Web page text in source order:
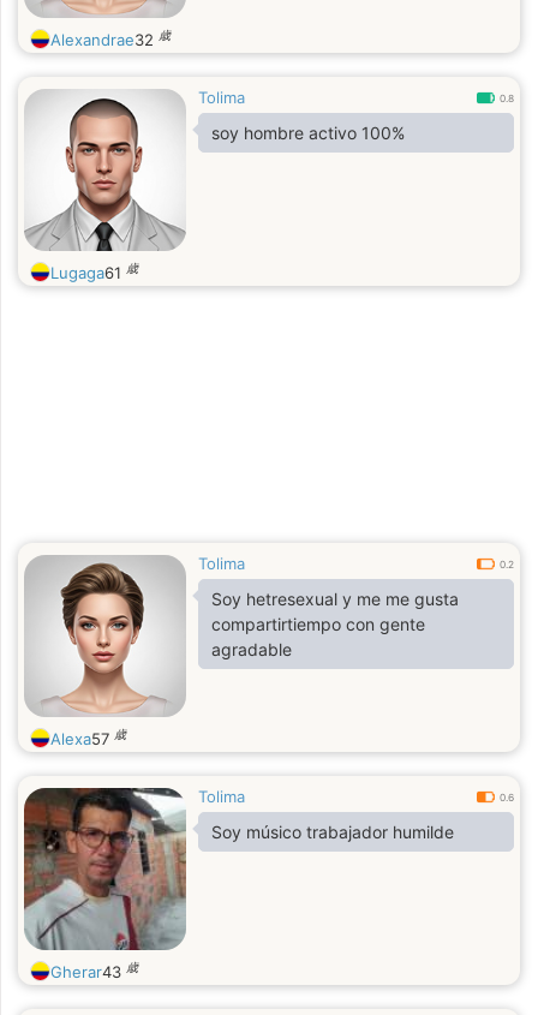
Alexandrae32 歳
Tolima 0.8
soy hombre activo 100%
Lugaga61 歳
Tolima 0.2
Soy hetresexual y me me gusta
compartirtiempo con gente
agradable
Alexa57 歳
Tolima 0.6
Soy músico trabajador humilde
Gherar43 歳